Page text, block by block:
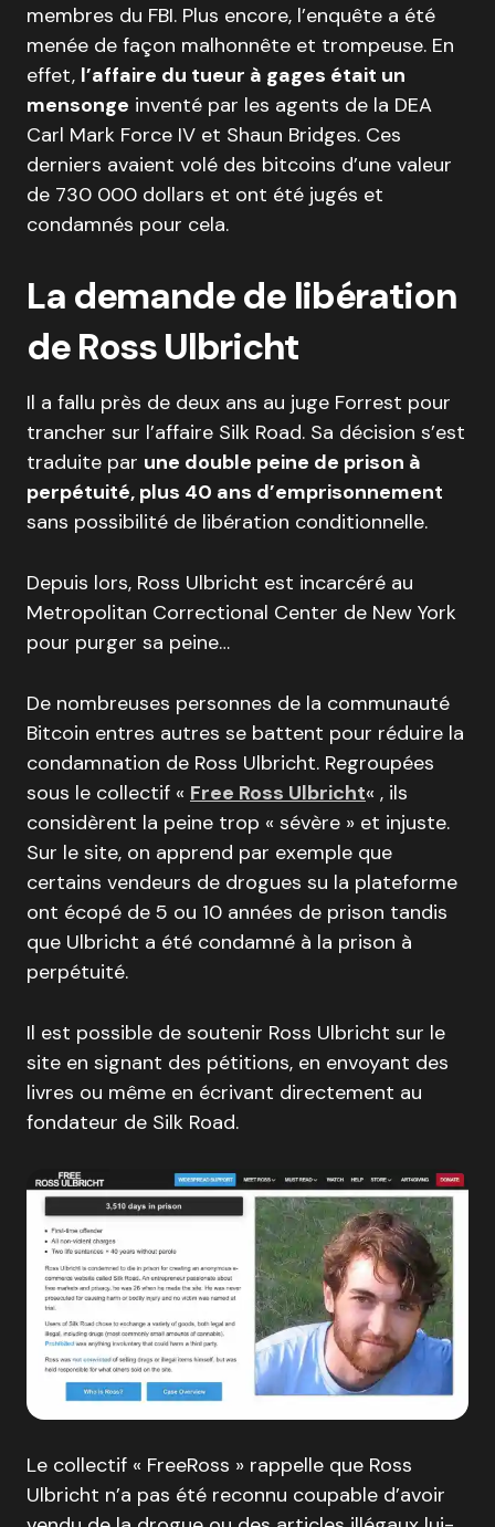
membres du FBI. Plus encore, l’enquête a été
menée de façon malhonnête et trompeuse. En
effet, l’affaire du tueur à gages était un
mensonge inventé par les agents de la DEA
Carl Mark Force IV et Shaun Bridges. Ces
derniers avaient volé des bitcoins d’une valeur
de 730 000 dollars et ont été jugés et
condamnés pour cela.
La demande de libération
de Ross Ulbricht
Il a fallu près de deux ans au juge Forrest pour
trancher sur l’affaire Silk Road. Sa décision s’est
traduite par une double peine de prison à
perpétuité, plus 40 ans d’emprisonnement
sans possibilité de libération conditionnelle.
Depuis lors, Ross Ulbricht est incarcéré au
Metropolitan Correctional Center de New York
pour purger sa peine…
De nombreuses personnes de la communauté
Bitcoin entres autres se battent pour réduire la
condamnation de Ross Ulbricht. Regroupées
sous le collectif « Free Ross Ulbricht« , ils
considèrent la peine trop « sévère » et injuste.
Sur le site, on apprend par exemple que
certains vendeurs de drogues su la plateforme
ont écopé de 5 ou 10 années de prison tandis
que Ulbricht a été condamné à la prison à
perpétuité.
Il est possible de soutenir Ross Ulbricht sur le
site en signant des pétitions, en envoyant des
livres ou même en écrivant directement au
fondateur de Silk Road.
Le collectif « FreeRoss » rappelle que Ross
Ulbricht n’a pas été reconnu coupable d’avoir